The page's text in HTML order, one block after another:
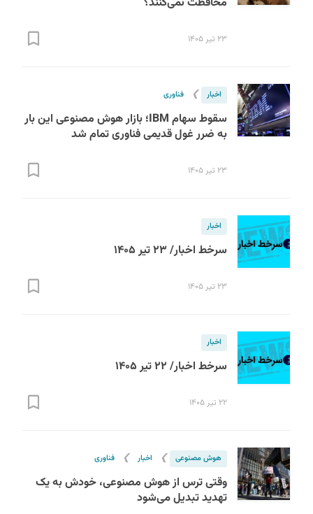
۲۳ تیر ۱۴۰۵
اخبار ❯ فناوری
سقوط سهام IBM؛ بازار هوش مصنوعی این بار
به ضرر غول قدیمی فناوری تمام شد
۲۳ تیر ۱۴۰۵
اخبار
سرخط اخبار/ ۲۳ تیر ۱۴۰۵
۲۳ تیر ۱۴۰۵
اخبار
سرخط اخبار/ ۲۲ تیر ۱۴۰۵
۲۲ تیر ۱۴۰۵
هوش مصنوعی ❯ اخبار ❯ فناوری
وقتی ترس از هوش مصنوعی، خودش به یک
تهدید تبدیل می‌شود